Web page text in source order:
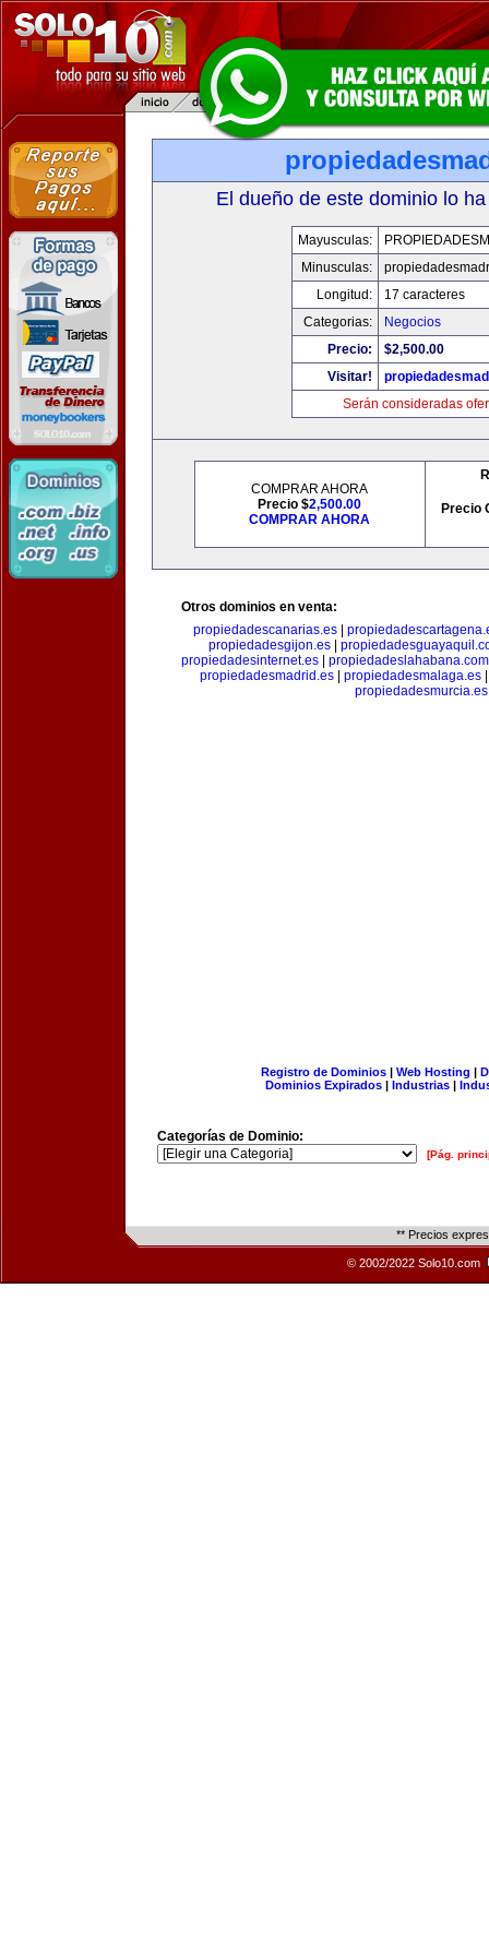
El dueño de este dominio lo
Mayusculas:
Minusculas:
Longitud:
17 caracteres
Categorias:
Negocios
Precio:
$2,500.00
Visitar!
Serán consideradas
COMPRAR AHORA
Precio $2,500.00
COMPRAR AHORA
Precio
Otros dominios en venta:
propiedadescanarias.es|
propiedadesgijon.es
propiedadesinternet.es
propiedadeslahabana.com
propiedadesmadrid.es
propiedadesmalaga.es
propiedadesmurcia.es
Registro de Dominios| Web Hosting |
Dominios Expirados | Industrias |
Categorías de Dominio:
[Pág.
** Precios
© 2002/2022 Solo10.com